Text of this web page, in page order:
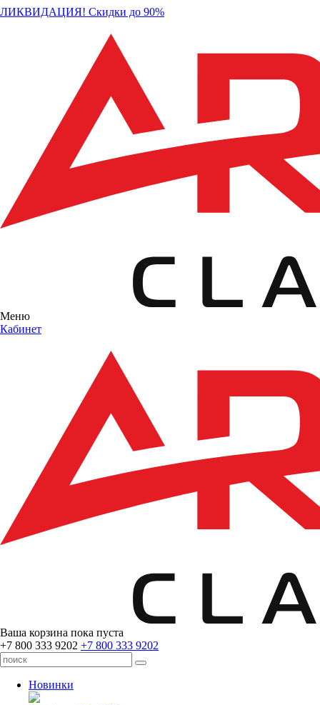
ЛИКВИДАЦИЯ! Скидки до 90%
Меню
Кабинет
Ваша корзина пока пуста
+7 800 333 9202 +7 800 333 9202
Новинки